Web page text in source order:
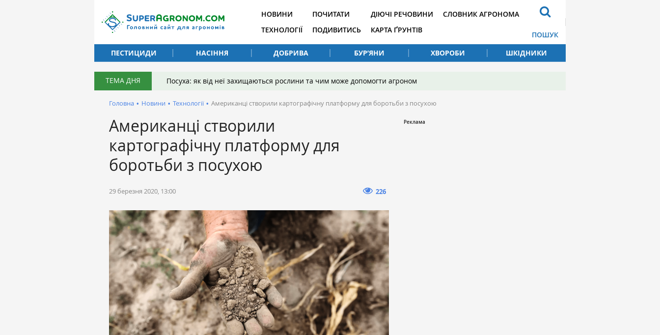
НОВИНИ
ТЕХНОЛОГІЇ
ПОЧИТАТИ
ПОДИВИТИСЬ
ДІЮЧІ РЕЧОВИНИ
КАРТА ҐРУНТІВ
СЛОВНИК АГРОНОМА
ПОШУК
ПЕСТИЦИДИ
НАСІННЯ ДОБРИВА БУР’ЯНИ ХВОРОБИ ШКІДНИКИ
ТЕМА ДНЯ Посуха: як від неї захищаються рослини та чим може допомогти агроном
Головна • Новини • Технології • Американці створили картографічну платформу для боротьби з посухою
Американці створили
картографічну платформу для
боротьби з посухою
29 березня 2020, 13:00 226